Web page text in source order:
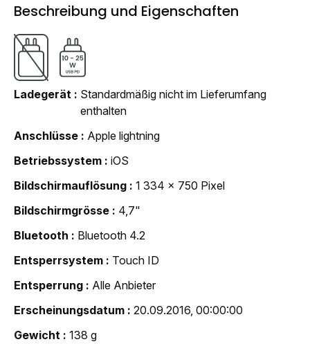
Beschreibung und Eigenschaften
Ladegerät
Standardmäßig nicht im Lieferumfang
enthalten
Anschlüsse
Apple lightning
Betriebssystem
iOS
Bildschirmauflösung
1 334 x 750 Pixel
Bildschirmgrösse
4,7"
Bluetooth
Bluetooth 4.2
Entsperrsystem
Touch ID
Entsperrung
Alle Anbieter
Erscheinungsdatum
20.09.2016, 00:00:00
Gewicht
138 g